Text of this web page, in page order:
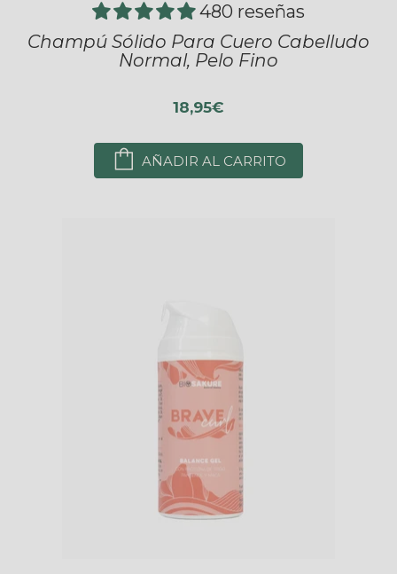
480 reseñas
Champú Sólido Para Cuero Cabelludo
Normal, Pelo Fino
18,95€
AÑADIR AL CARRITO